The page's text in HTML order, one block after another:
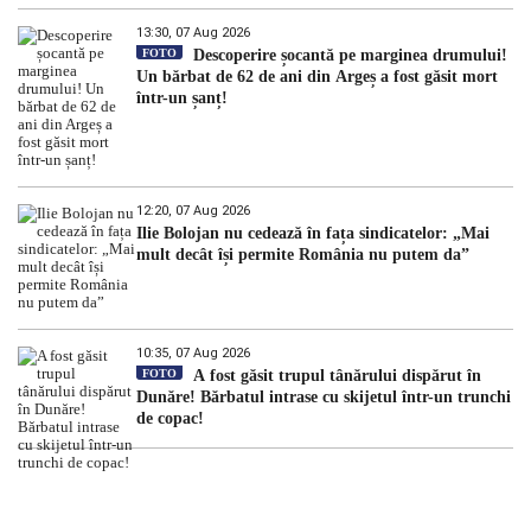
13:30, 07 Aug 2026
FOTO
Descoperire șocantă pe marginea drumului!
Un bărbat de 62 de ani din Argeș a fost găsit mort
într-un șanț!
12:20, 07 Aug 2026
Ilie Bolojan nu cedează în fața sindicatelor: „Mai
mult decât își permite România nu putem da”
10:35, 07 Aug 2026
FOTO
A fost găsit trupul tânărului dispărut în
Dunăre! Bărbatul intrase cu skijetul într-un trunchi
de copac!